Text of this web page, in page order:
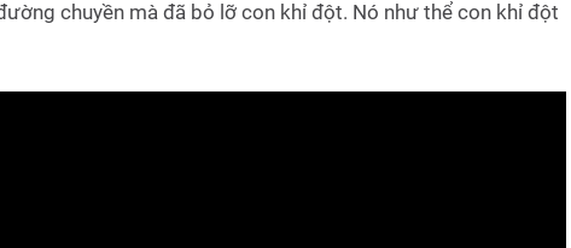
chuyền mà đã bỏ lỡ con khỉ đột. Nó như thể con khỉ đột